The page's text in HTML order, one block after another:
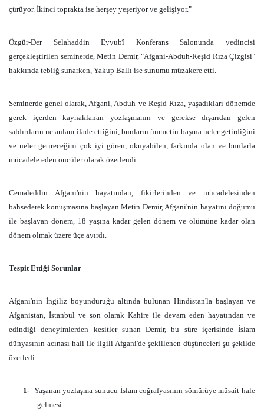
çürüyor. İkinci toprakta ise herşey yeşeriyor ve gelişiyor."
Özgür-Der Selahaddin Eyyubî Konferans Salonunda yedincisi
gerçekleştirilen seminerde, Metin Demir, "Afgani-Abduh-Reşid Rıza Çizgisi"
hakkında tebliğ sunarken, Yakup Ballı ise sunumu müzakere etti.
Seminerde genel olarak, Afgani, Abduh ve Reşid Rıza, yaşadıkları dönemde
gerek içerden kaynaklanan yozlaşmanın ve gerekse dışarıdan gelen
saldırıların ne anlam ifade ettiğini, bunların ümmetin başına neler getirdiğini
ve neler getireceğini çok iyi gören, okuyabilen, farkında olan ve bunlarla
mücadele eden öncüler olarak özetlendi.
Cemaleddin Afgani'nin hayatından, fikirlerinden ve mücadelesinden
bahsederek konuşmasına başlayan Metin Demir, Afgani'nin hayatını doğumu
ile başlayan dönem, 18 yaşına kadar gelen dönem ve ölümüne kadar olan
dönem olmak üzere üçe ayırdı.
Tespit Ettiği Sorunlar
Afgani'nin İngiliz boyunduruğu altında bulunan Hindistan'la başlayan ve
Afganistan, İstanbul ve son olarak Kahire ile devam eden hayatından ve
edindiği deneyimlerden kesitler sunan Demir, bu süre içerisinde İslam
dünyasının acınası hali ile ilgili Afgani'de şekillenen düşünceleri şu şekilde
özetledi:
1- Yaşanan yozlaşma sunucu İslam coğrafyasının sömürüye müsait hale
gelmesi…